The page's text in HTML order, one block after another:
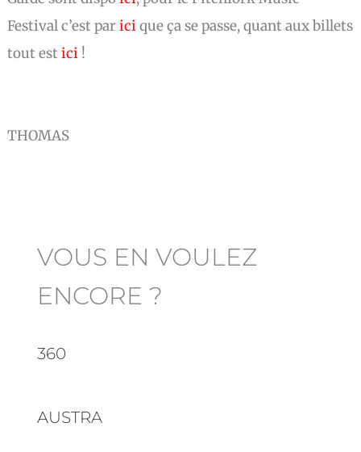
Festival c’est parici que ça se passe, quant aux billets
tout estici !
THOMAS
VOUS EN VOULEZ
ENCORE ?
360
AUSTRA